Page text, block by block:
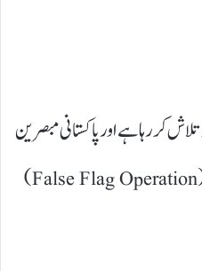
کر رہا ہے اور پاکستانی مبصرین
اسے انڈیا کا ’فالس فلیگ آپریشن‘ (False Flag Operation)